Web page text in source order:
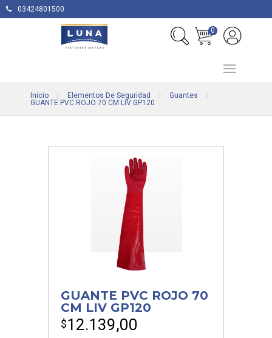
03424801500
0
Inicio Elementos De Seguridad
Guantes
GUANTE PVC ROJO 70 CM LIV GP120
GUANTE PVC ROJO 70
CM LIV GP120
$12.139,00